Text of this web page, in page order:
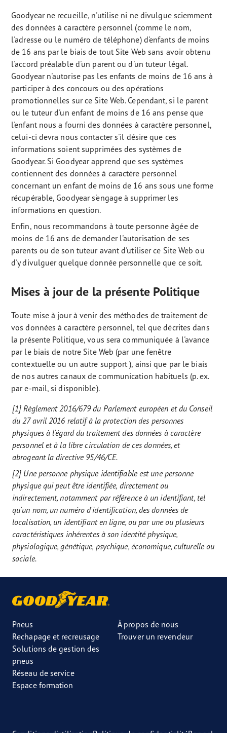
Goodyear ne recueille, n'utilise ni ne divulgue sciemment
des données à caractère personnel (comme le nom,
l'adresse ou le numéro de téléphone) d'enfants de moins
de 16 ans par le biais de tout Site Web sans avoir obtenu
l'accord préalable d'un parent ou d'un tuteur légal.
Goodyear n'autorise pas les enfants de moins de 16 ans à
participer à des concours ou des opérations
promotionnelles sur ce Site Web. Cependant, si le parent
ou le tuteur d'un enfant de moins de 16 ans pense que
l'enfant nous a fourni des données à caractère personnel,
celui-ci devra nous contacter s'il désire que ces
informations soient supprimées des systèmes de
Goodyear. Si Goodyear apprend que ses systèmes
contiennent des données à caractère personnel
concernant un enfant de moins de 16 ans sous une forme
récupérable, Goodyear s'engage à supprimer les
informations en question.
Enfin, nous recommandons à toute personne âgée de
moins de 16 ans de demander l'autorisation de ses
parents ou de son tuteur avant d'utiliser ce Site Web ou
d'y divulguer quelque donnée personnelle que ce soit.
Mises à jour de la présente Politique
Toute mise à jour à venir des méthodes de traitement de
vos données à caractère personnel, tel que décrites dans
la présente Politique, vous sera communiquée à l'avance
par le biais de notre Site Web (par une fenêtre
contextuelle ou un autre support ), ainsi que par le biais
de nos autres canaux de communication habituels (p. ex.
par e-mail, si disponible).
[1] Règlement 2016/679 du Parlement européen et du Conseil
du 27 avril 2016 relatif à la protection des personnes
physiques à l'égard du traitement des données à caractère
personnel et à la libre circulation de ces données, et
abrogeant la directive 95/46/CE.
[2] Une personne physique identifiable est une personne
physique qui peut être identifiée, directement ou
indirectement, notamment par référence à un identifiant, tel
qu'un nom, un numéro d'identification, des données de
localisation, un identifiant en ligne, ou par une ou plusieurs
caractéristiques inhérentes à son identité physique,
physiologique, génétique, psychique, économique, culturelle ou
sociale.
Pneus
Rechapage et recreusage
Solutions de gestion des
pneus
Réseau de service
Espace formation
À propos de nous
Trouver un revendeur
Conditions d'utilisationPolitique de confidentialitéRappel